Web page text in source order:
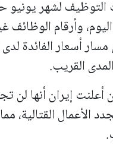
التوظيف لشهر
وأرقام الوظائف
أسعار الفائدة لدى
القريب.
إيران أنها لن
الأعمال